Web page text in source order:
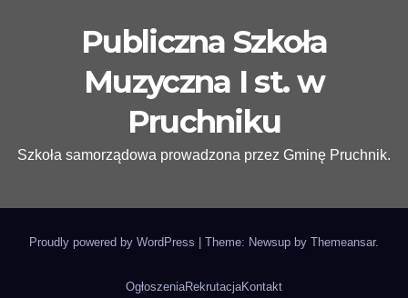
Publiczna Szkoła
Muzyczna I st. w
Pruchniku
Szkoła samorządowa prowadzona przez Gminę Pruchnik.
Proudly powered by WordPress Theme: Newsup by Themeansar.
OgłoszeniaRekrutacjaKontakt